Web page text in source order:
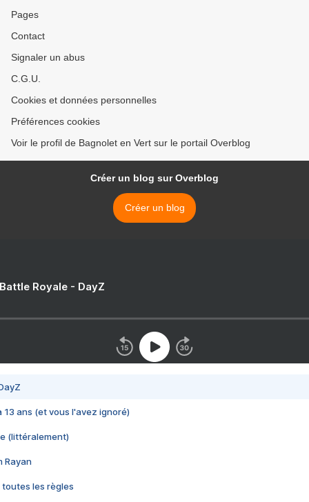
Pages
Contact
Signaler un abus
C.G.U.
Cookies et données personnelles
Préférences cookies
Voir le profil de Bagnolet en Vert sur le portail Overblog
Créer un blog sur Overblog
Créer un blog
Royale - DayZ
13 ans (et vous l'avez ignoré)
(littéralement)
Rayan
toutes les règles